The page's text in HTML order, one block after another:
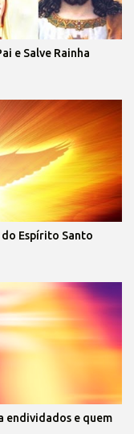
e Salve Rainha
Espírito Santo
endividados e quem